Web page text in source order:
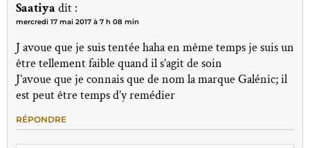
Saatiya dit :
mercredi 17 mai 2017 à 7 h 08 min
J avoue que je suis tentée haha en même temps je suis un
être tellement faible quand il s’agit de soin
J’avoue que je connais que de nom la marque Galénic; il
est peut être temps d’y remédier
RÉPONDRE